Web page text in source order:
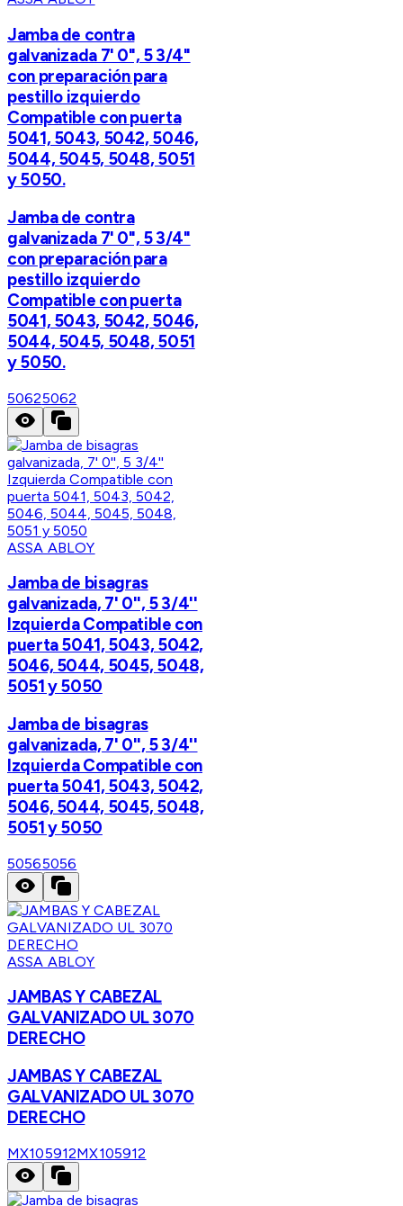
Jamba de contra
galvanizada 7' 0", 5 3/4"
con preparación para
pestillo izquierdo
Compatible con puerta
5041, 5043, 5042, 5046,
5044, 5045, 5048, 5051
y 5050.
Jamba de contra
galvanizada 7' 0", 5 3/4"
con preparación para
pestillo izquierdo
Compatible con puerta
5041, 5043, 5042, 5046,
5044, 5045, 5048, 5051
y 5050.
50625062
ASSA ABLOY
Jamba de bisagras
galvanizada, 7' 0'', 5 3/4''
Izquierda Compatible con
puerta 5041, 5043, 5042,
5046, 5044, 5045, 5048,
5051 y 5050
Jamba de bisagras
galvanizada, 7' 0'', 5 3/4''
Izquierda Compatible con
puerta 5041, 5043, 5042,
5046, 5044, 5045, 5048,
5051 y 5050
50565056
ASSA ABLOY
JAMBAS Y CABEZAL
GALVANIZADO UL 3070
DERECHO
JAMBAS Y CABEZAL
GALVANIZADO UL 3070
DERECHO
MX105912MX105912